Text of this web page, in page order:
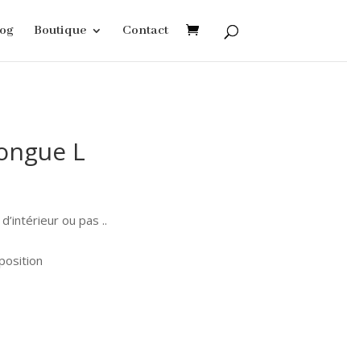
Boutique Contact
L
ou pas ..